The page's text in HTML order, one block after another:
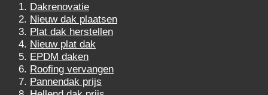
Dakrenovatie
Nieuw dak plaatsen
Plat dak herstellen
Nieuw plat dak
EPDM daken
Roofing vervangen
Pannendak prijs